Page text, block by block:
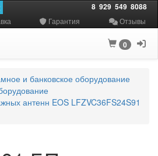
8 929 549 8088
Гарантия Отзывы
0
и банковское оборудование
антенн EOS LFZVC36FS24S91